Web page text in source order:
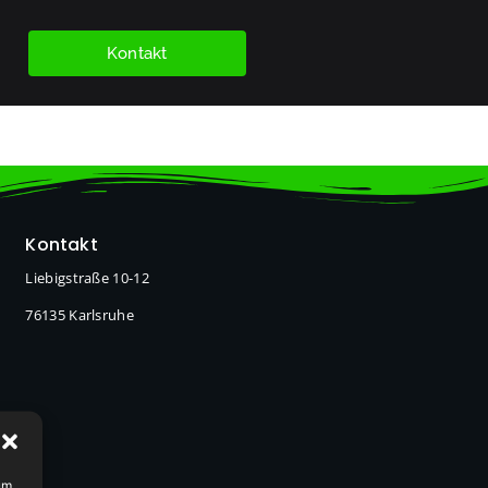
Kontakt
Kontakt
Liebigstraße 10-12
76135 Karlsruhe